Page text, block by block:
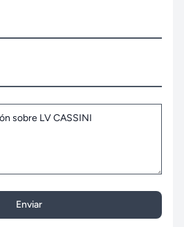
Enviar